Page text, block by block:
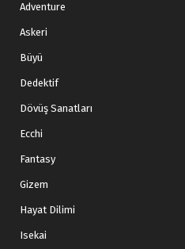
Adventure
Askeri
Büyü
Dedektif
Dövüş Sanatları
Ecchi
Fantasy
Gizem
Hayat Dilimi
Isekai